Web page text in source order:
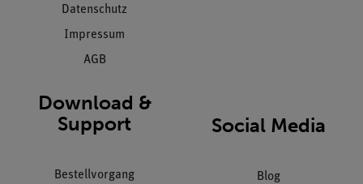
Datenschutz
Impressum
AGB
Download &
Support
Bestellvorgang
Social Media
Blog